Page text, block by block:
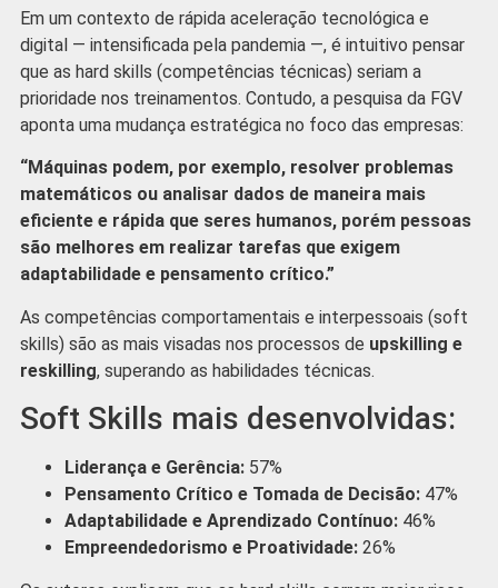
Em um contexto de rápida aceleração tecnológica e
digital — intensificada pela pandemia —, é intuitivo pensar
que as hard skills (competências técnicas) seriam a
prioridade nos treinamentos. Contudo, a pesquisa da FGV
aponta uma mudança estratégica no foco das empresas:
“Máquinas podem, por exemplo, resolver problemas
matemáticos ou analisar dados de maneira mais
eficiente e rápida que seres humanos, porém pessoas
são melhores em realizar tarefas que exigem
adaptabilidade e pensamento crítico.”
As competências comportamentais e interpessoais (soft
skills) são as mais visadas nos processos de upskilling e
reskilling, superando as habilidades técnicas.
Soft Skills mais desenvolvidas:
Liderança e Gerência:57%
Pensamento Crítico e Tomada de Decisão:47%
Adaptabilidade e Aprendizado Contínuo:46%
Empreendedorismo e Proatividade:26%